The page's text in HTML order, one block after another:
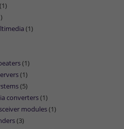
(1)
(1)
(1)
(1)
(5)
converters(1)
modules(1)
(3)